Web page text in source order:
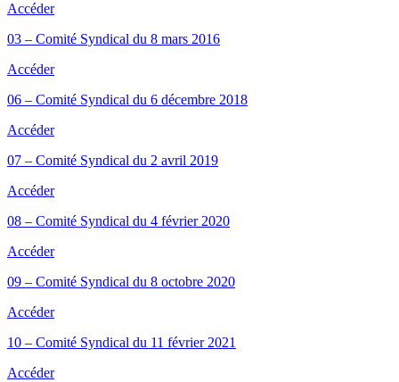
Accéder
03 – Comité Syndical du 8 mars 2016
Accéder
06 – Comité Syndical du 6 décembre 2018
Accéder
07 – Comité Syndical du 2 avril 2019
Accéder
08 – Comité Syndical du 4 février 2020
Accéder
09 – Comité Syndical du 8 octobre 2020
Accéder
10 – Comité Syndical du 11 février 2021
Accéder